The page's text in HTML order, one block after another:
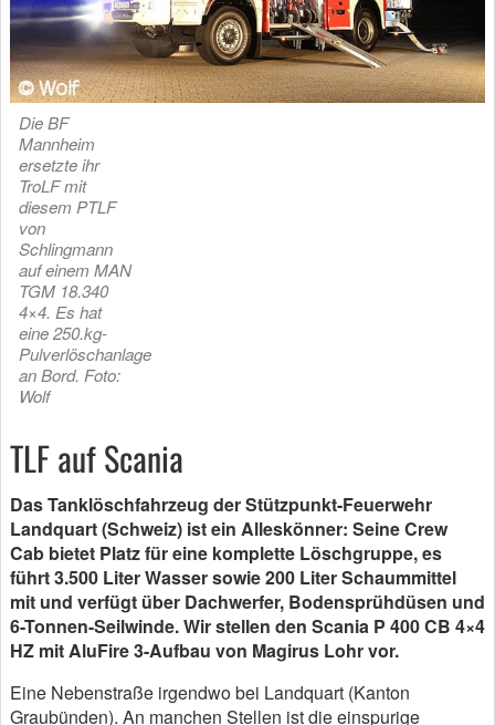
Die BF
Mannheim
ersetzte ihr
TroLF mit
diesem PTLF
von
Schlingmann
auf einem MAN
TGM 18.340
4×4. Es hat
eine 250.kg-
Pulverlöschanlage
an Bord. Foto:
Wolf
TLF auf Scania
Das Tanklöschfahrzeug der Stützpunkt-Feuerwehr
Landquart (Schweiz) ist ein Alleskönner: Seine Crew
Cab bietet Platz für eine komplette Löschgruppe, es
führt 3.500 Liter Wasser sowie 200 Liter Schaummittel
mit und verfügt über Dachwerfer, Bodensprühdüsen und
6-Tonnen-Seilwinde. Wir stellen den Scania P 400 CB 4×4
HZ mit AluFire 3-Aufbau von Magirus Lohr vor.
Eine Nebenstraße irgendwo bei Landquart (Kanton
Graubünden). An manchen Stellen ist die einspurige